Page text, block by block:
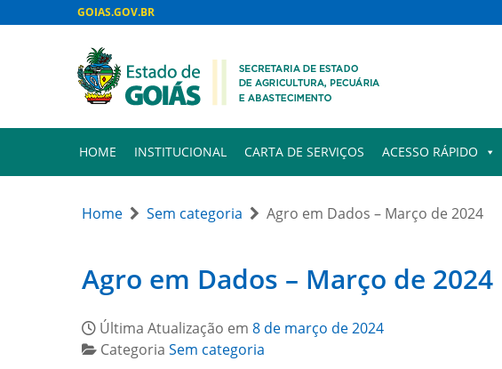
GOIAS.GOV.BR
HOME INSTITUCIONAL CARTA DE SERVIÇOS ACESSO RÁPIDO
Home Sem categoria Agro em Dados – Março de 2024
Agro em Dados – Março de 2024
Última Atualização em 8 de março de 2024
Categoria Sem categoria